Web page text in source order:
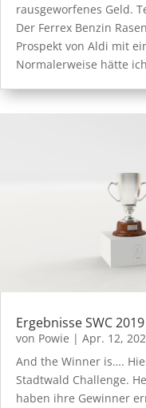
rausgeworfenes Geld.
Der Ferrex Benzin
Prospekt von Aldi mit
Normalerweise hätte
Ergebnisse SWC 2019
von Powie | Apr. 12,
And the Winner is….
Stadtwald Challenge.
haben ihre Gewinner